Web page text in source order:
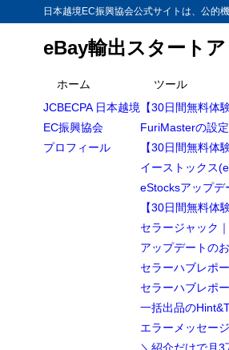
日本越境EC振興協会公式サイトは、公的
eBay輸出スタート
ホーム
JCBECPA 日本越境
EC振興協会
プロフィール
ツール
【30日間無料体
FuriMasterの設
【30日間無料体
イーストックス
eStocksアップデ
【30日間無料体
セラージャック
アップデートの
セラーハブレポ
セラーハブレポ
一括出品の
エラーメッセー